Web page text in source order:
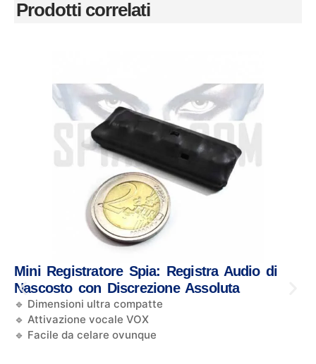
Prodotti correlati
Mini Registratore Spia: Registra Audio di
Nascosto con Discrezione Assoluta
🔹 Dimensioni ultra compatte
🔹 Attivazione vocale VOX
🔹 Facile da celare ovunque